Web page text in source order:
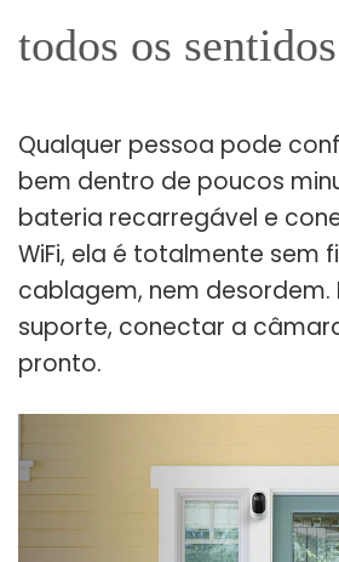
todos os sentidos
Qualquer pessoa pode
bem dentro de poucos
bateria recarregável e
WiFi, ela é totalmente sem
cablagem, nem desordem.
suporte, conectar a
pronto.